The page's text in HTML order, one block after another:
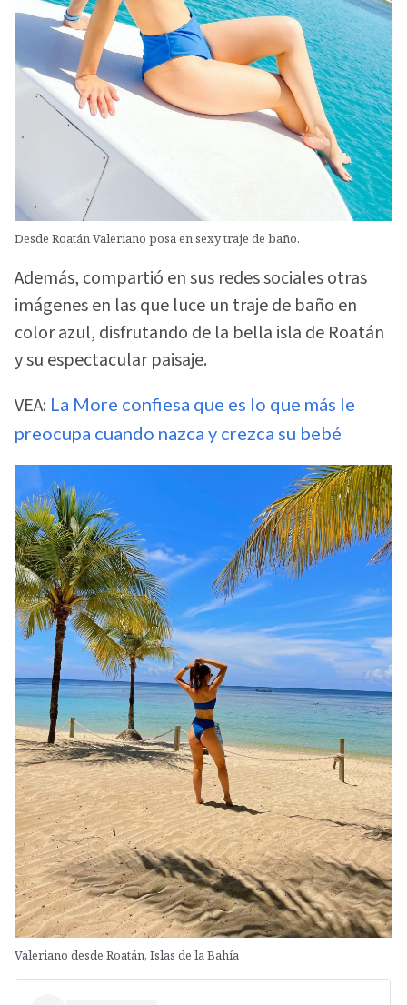
Desde Roatán Valeriano posa en sexy traje de baño.
Además, compartió en sus redes sociales otras
imágenes en las que luce un traje de baño en
color azul, disfrutando de la bella isla de Roatán
y su espectacular paisaje.
VEA: La More confiesa que es lo que más le
preocupa cuando nazca y crezca su bebé
Valeriano desde Roatán, Islas de la Bahía